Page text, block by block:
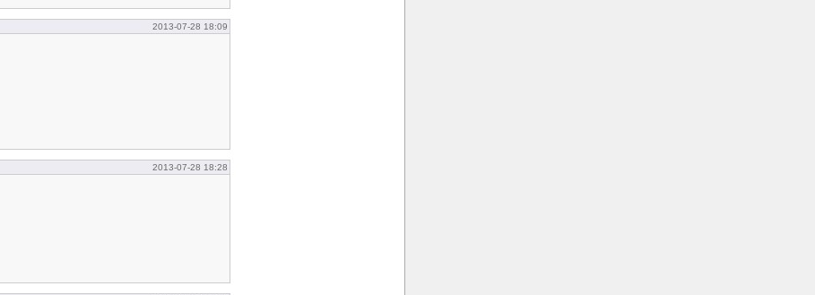
2013-07-28 18:09
2013-07-28 18:28